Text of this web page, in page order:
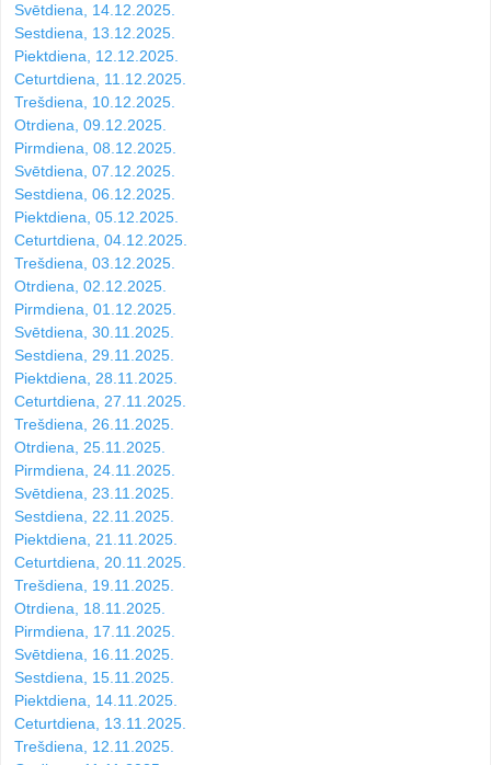
Svētdiena, 14.12.2025.
Sestdiena, 13.12.2025.
Piektdiena, 12.12.2025.
Ceturtdiena, 11.12.2025.
Trešdiena, 10.12.2025.
Otrdiena, 09.12.2025.
Pirmdiena, 08.12.2025.
Svētdiena, 07.12.2025.
Sestdiena, 06.12.2025.
Piektdiena, 05.12.2025.
Ceturtdiena, 04.12.2025.
Trešdiena, 03.12.2025.
Otrdiena, 02.12.2025.
Pirmdiena, 01.12.2025.
Svētdiena, 30.11.2025.
Sestdiena, 29.11.2025.
Piektdiena, 28.11.2025.
Ceturtdiena, 27.11.2025.
Trešdiena, 26.11.2025.
Otrdiena, 25.11.2025.
Pirmdiena, 24.11.2025.
Svētdiena, 23.11.2025.
Sestdiena, 22.11.2025.
Piektdiena, 21.11.2025.
Ceturtdiena, 20.11.2025.
Trešdiena, 19.11.2025.
Otrdiena, 18.11.2025.
Pirmdiena, 17.11.2025.
Svētdiena, 16.11.2025.
Sestdiena, 15.11.2025.
Piektdiena, 14.11.2025.
Ceturtdiena, 13.11.2025.
Trešdiena, 12.11.2025.